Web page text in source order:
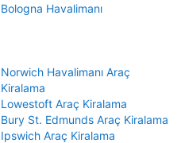
Bologna Havalimanı
Norwich Havalimanı Araç
Kiralama
Lowestoft Araç Kiralama
Bury St. Edmunds Araç Kiralama
Ipswich Araç Kiralama